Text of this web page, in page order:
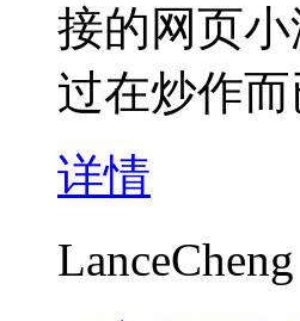
接的网页
过在炒作而
详情
LanceCheng